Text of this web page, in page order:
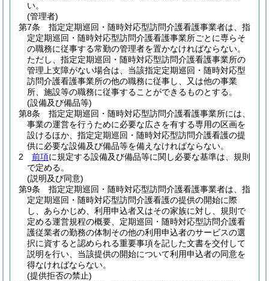
い。
(管理者)
第7条
指定定期巡回・随時対応型訪問介護看護事業者は、指
定定期巡回・随時対応型訪問介護看護事業所ごとに専らそ
の職務に従事する常勤の管理者を置かなければならない。
ただし、指定定期巡回・随時対応型訪問介護看護事業所の
管理上支障がない場合は、当該指定定期巡回・随時対応型
訪問介護看護事業所の他の職務に従事し、又は他の事業
所、施設等の職務に従事することができるものとする。
(設備及び備品等)
第8条
指定定期巡回・随時対応型訪問介護看護事業所には、
事業の運営を行うために必要な広さを有する専用の区画を
設けるほか、指定定期巡回・随時対応型訪問介護看護の提
供に必要な設備及び備品等を備えなければならない。
2
前項に規定する設備及び備品等に関し必要な基準は、規則
で定める。
(説明及び同意)
第9条
指定定期巡回・随時対応型訪問介護看護事業者は、指
定定期巡回・随時対応型訪問介護看護の提供の開始に際
し、あらかじめ、利用申込者又はその家族に対し、規則で
定める運営規程の概要、定期巡回・随時対応型訪問介護看
護従業者の勤務の体制その他の利用申込者のサービスの選
択に資すると認められる重要事項を記した文書を交付して
説明を行い、当該提供の開始について利用申込者の同意を
得なければならない。
(提供拒否の禁止)